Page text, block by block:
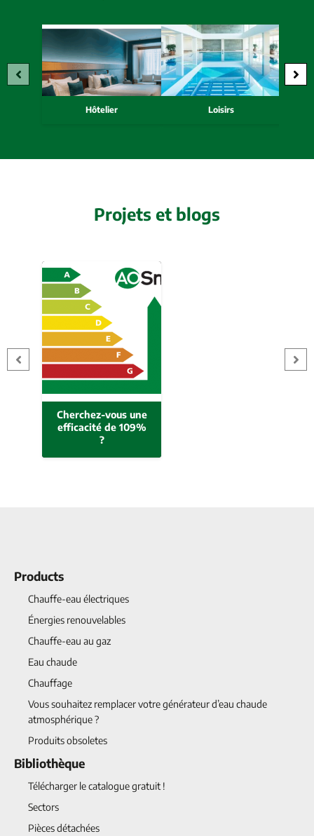
Hôtelier Loisirs
Projets et blogs
Cherchez-vous une
efficacité de 109%
?
Products
Chauffe-eau électriques
Énergies renouvelables
Chauffe-eau au gaz
Eau chaude
Chauffage
Vous souhaitez remplacer votre générateur d’eau chaude
atmosphérique ?
Produits obsoletes
Bibliothèque
Télécharger le catalogue gratuit !
Sectors
Pièces détachées